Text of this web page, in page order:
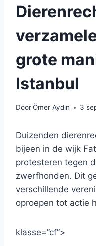
grote
Istanbul
DoorÖmer Aydin 3
Duizenden
bijeen in de wijk
protesteren tegen
zwerfhonden. Dit
verschillende
oproepen tot actie
klasse=”cf”>